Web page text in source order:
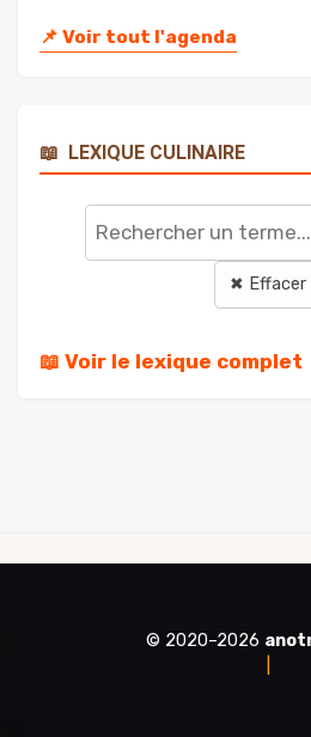
📌 Voir tout l'agenda
📖 LEXIQUE CULINAIRE
Rechercher
terme
✖ Effacer
📖 Voir le lexique complet
© 2020–2026